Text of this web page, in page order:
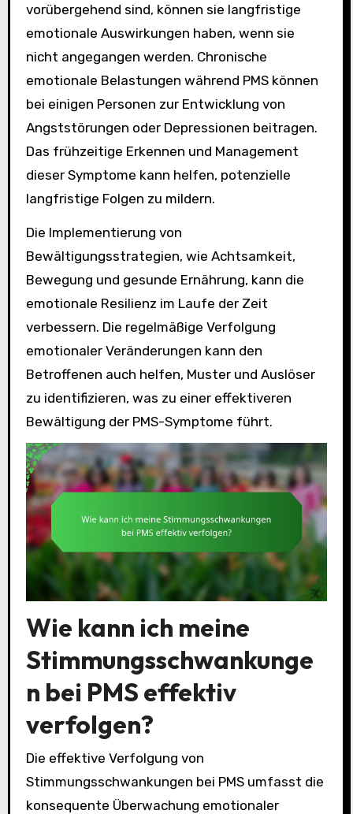
vorübergehend sind, können sie langfristige
emotionale Auswirkungen haben, wenn sie
nicht angegangen werden. Chronische
emotionale Belastungen während PMS können
bei einigen Personen zur Entwicklung von
Angststörungen oder Depressionen beitragen.
Das frühzeitige Erkennen und Management
dieser Symptome kann helfen, potenzielle
langfristige Folgen zu mildern.
Die Implementierung von
Bewältigungsstrategien, wie Achtsamkeit,
Bewegung und gesunde Ernährung, kann die
emotionale Resilienz im Laufe der Zeit
verbessern. Die regelmäßige Verfolgung
emotionaler Veränderungen kann den
Betroffenen auch helfen, Muster und Auslöser
zu identifizieren, was zu einer effektiveren
Bewältigung der PMS-Symptome führt.
Wie kann ich meine
Stimmungsschwankunge
n bei PMS effektiv
verfolgen?
Die effektive Verfolgung von
Stimmungsschwankungen bei PMS umfasst die
konsequente Überwachung emotionaler